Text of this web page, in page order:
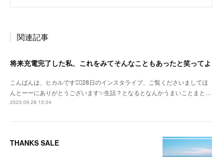
関連記事
将来充電完了した私、これをみてそんなこともあったと笑ってよ
こんばんは、ヒカルです🙇‍♀️28日のインスタライブ、ご覧くださいましてほ
んとーーにありがとうございます✨生話？となるとなんかうまいことまと…
2023.09.28 15:34
THANKS SALE